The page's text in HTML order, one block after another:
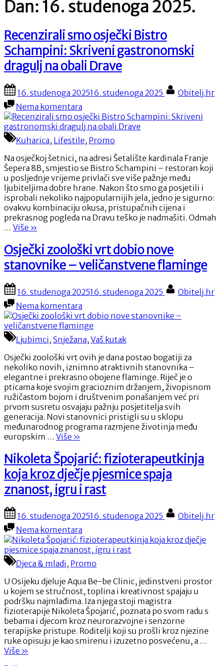
Dan: 16. studenoga 2025.
Recenzirali smo osječki Bistro
Schampini: Skriveni gastronomski
dragulj na obali Drave
Posted
on
16. studenoga 202516. studenoga 2025 By
Obitelj.hr
Nema komentara
Recenzirali
smo
osječki
Bistro
Schampini:
Skriveni
gastronomski
dragulj
na
obali
Drave
Kuharica, Lifestile, Promo
Na osječkoj šetnici, na adresi Šetalište kardinala Franje
Šepera 8B, smjestio se Bistro Schampini – restoran koji
u posljednje vrijeme privlači sve više pažnje među
ljubiteljima dobre hrane. Nakon što smo ga posjetili i
isprobali nekoliko najpopularnijih jela, jedno je sigurno:
ovakvu kombinaciju okusa, pristupačnih cijena i
prekrasnog pogleda na Dravu teško je nadmašiti. Odmah
… Više “Recenzirali
osječki
Bistro
Schampini:
gastronomski
dragulj
na
obali
Drave”
»
Osječki zoološki vrt dobio nove
stanovnike – veličanstvene flaminge
Posted
on
16. studenoga 202516. studenoga 2025 By
Obitelj.hr
Nema komentara
Osječki
zoološki
vrt
dobio
stanovnike
–
veličanstvene
flaminge
Ljubimci , Snježana, Vaš kutak
Osječki zoološki vrt ovih je dana postao bogatiji za
nekoliko novih, iznimno atraktivnih stanovnika –
elegantne i prekrasno obojene flaminge. Riječ je o
pticama koje svojim gracioznim držanjem, živopisnom
ružičastom bojom i društvenim ponašanjem već pri
prvom susretu osvajaju pažnju posjetitelja svih
generacija. Novi stanovnici pristigli su u sklopu
međunarodnog programa razmjene životinja među
europskim … Više “Osječki
vrt
dobio
nove
stanovnike
–
flaminge”
»
Nikoleta Špojarić: fizioterapeutkinja
koja kroz dječje pjesmice spaja
znanost, igru i rast
Posted
on
16. studenoga 202516. studenoga 2025 By
Obitelj.hr
Nema komentara
Nikoleta
Špojarić:
fizioterapeutkinja
koja
dječje
pjesmice
spaja
znanost,
igru
i
rast
Djeca & mladi , Promo
U Osijeku djeluje Aqua Be-be Clinic, jedinstveni prostor
u kojem se stručnost, toplina i kreativnost spajaju u
podršku najmlađima. Iza njega stoji magistra
fizioterapije Nikoleta Špojarić, poznata po svom radu s
bebama i djecom kroz neurorazvojne i senzorne
terapijske pristupe. Roditelji koji su prošli kroz njezine
ruke opisuju je kao smirenu i izuzetno posvećenu, a …
Više “Nikoleta
»